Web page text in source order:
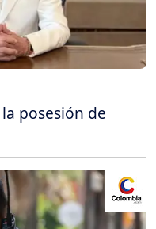
posesión de